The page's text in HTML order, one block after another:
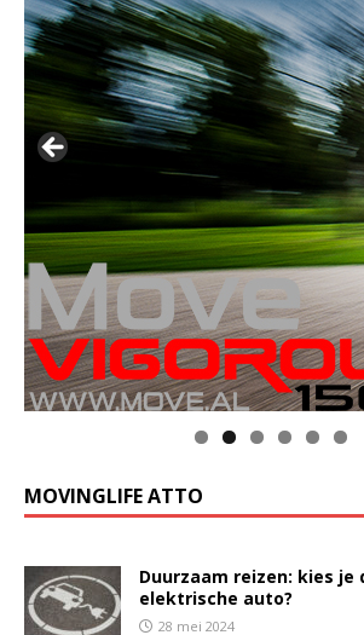
MOVINGLIFE ATTO
Duurzaam reizen: kies
elektrische auto?
28 mei 2024